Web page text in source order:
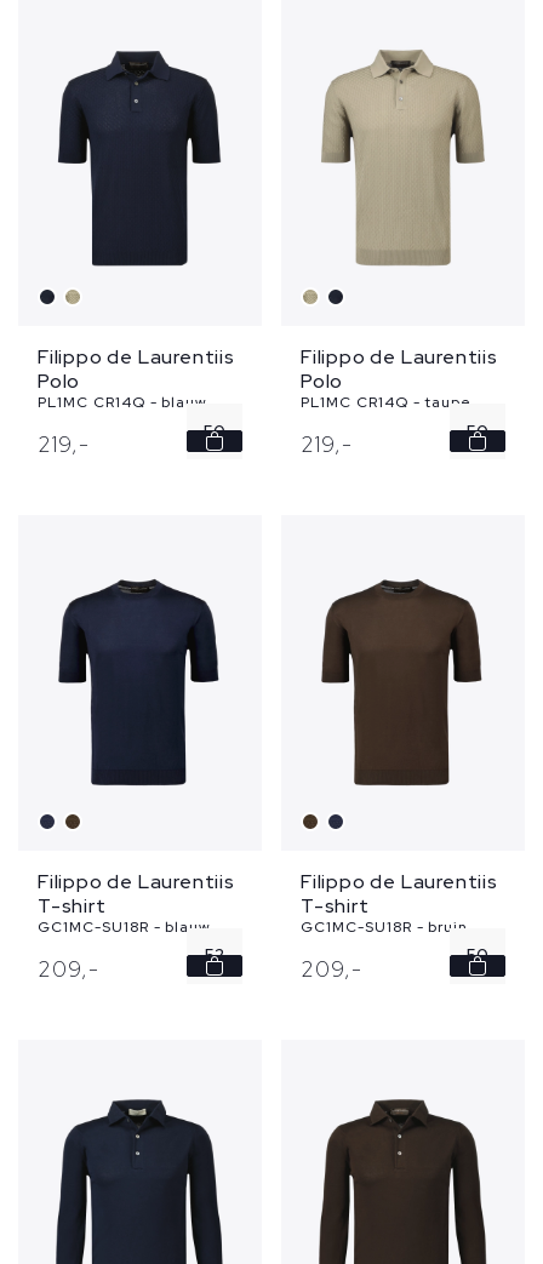
Filippo de Laurentiis
Polo
PL1MC CR14Q - blauw
219,- 50
Filippo de Laurentiis
Polo
PL1MC CR14Q - taupe
219,- 50
Filippo de Laurentiis
T-shirt
GC1MC-SU18R - blauw
209,- 52
Filippo de Laurentiis
T-shirt
GC1MC-SU18R - bruin
209,- 50